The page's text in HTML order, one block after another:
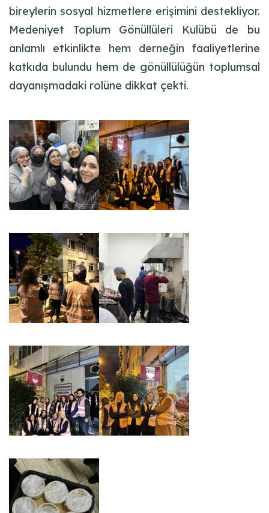
bireylerin sosyal hizmetlere erişimini destekliyor.
Medeniyet Toplum Gönüllüleri Kulübü de bu
anlamlı etkinlikte hem derneğin faaliyetlerine
katkıda bulundu hem de gönüllülüğün toplumsal
dayanışmadaki rolüne dikkat çekti.